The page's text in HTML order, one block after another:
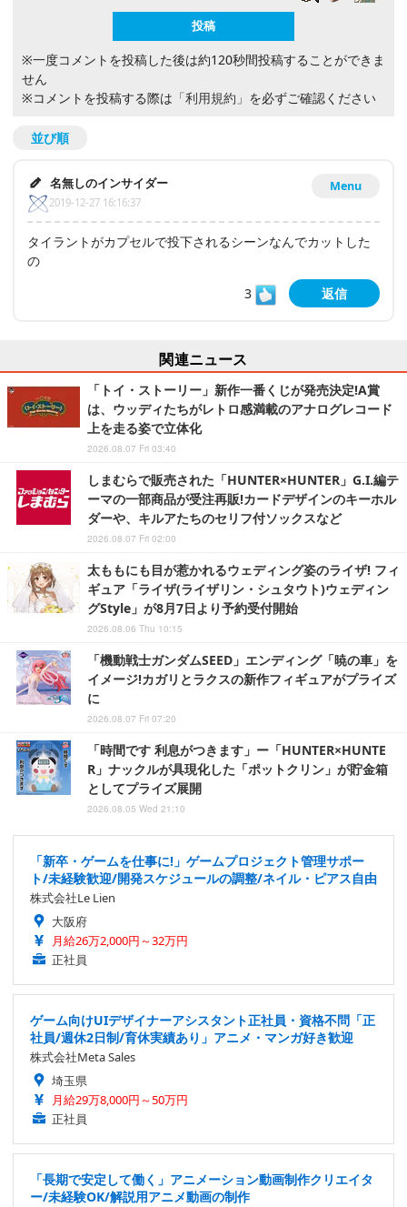
※一度コメントを投稿した後は約120秒間投稿することができま
せん
※コメントを投稿する際は 「利用規約」 を必ずご確認ください
並び順
Menu
名無しのインサイダー
2019-12-27 16:16:37
タイラントがカプセルで投下されるシーンなんでカットした
の
3
返信
関連ニュース
「トイ・ストーリー」新作一番くじが発売決定!A賞
は、ウッディたちがレトロ感満載のアナログレコード
上を走る姿で立体化
2026.08.07 Fri 03:40
しまむらで販売された「HUNTER×HUNTER」G.I.編テ
ーマの一部商品が受注再販!カードデザインのキーホル
ダーや、キルアたちのセリフ付ソックスなど
2026.08.07 Fri 02:00
太ももにも目が惹かれるウェディング姿のライザ! フィ
ギュア「ライザ(ライザリン・シュタウト)ウェディン
グStyle」が8月7日より予約受付開始
2026.08.06 Thu 10:15
「機動戦士ガンダムSEED」エンディング「暁の車」を
イメージ!カガリとラクスの新作フィギュアがプライズ
に
2026.08.07 Fri 07:20
「時間です 利息がつきます」ー「HUNTER×HUNTE
R」ナックルが具現化した「ポットクリン」が貯金箱
としてプライズ展開
2026.08.05 Wed 21:10
「新卒・ゲームを仕事に!」ゲームプロジェクト管理サポー
ト/未経験歓迎/開発スケジュールの調整/ネイル・ピアス自由
株式会社Le Lien
大阪府
月給26万2,000円～32万円
正社員
ゲーム向けUIデザイナーアシスタント正社員・資格不問「正
社員/週休2日制/育休実績あり」アニメ・マンガ好き歓迎
株式会社Meta Sales
埼玉県
月給29万8,000円～50万円
正社員
「長期で安定して働く」アニメーション動画制作クリエイタ
ー/未経験OK/解説用アニメ動画の制作